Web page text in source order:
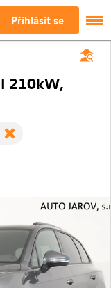
Přihlásit se
210kW,